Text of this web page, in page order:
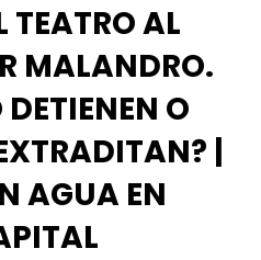
TEATRO AL
MALANDRO.
O
|
AGUA EN